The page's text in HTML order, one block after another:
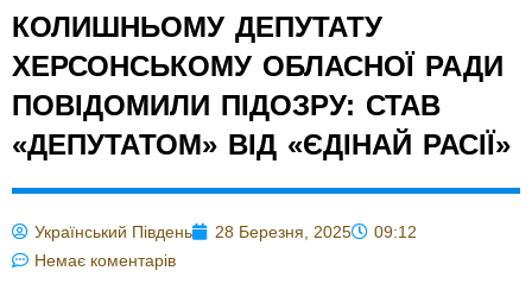
КОЛИШНЬОМУ ДЕПУТАТУ
ХЕРСОНСЬКОМУ ОБЛАСНОЇ РАДИ
ПОВІДОМИЛИ ПІДОЗРУ: СТАВ
«ДЕПУТАТОМ» ВІД «ЄДІНАЙ РАСІЇ»
Український Південь 28 Березня, 2025
09:12
Немає коментарів